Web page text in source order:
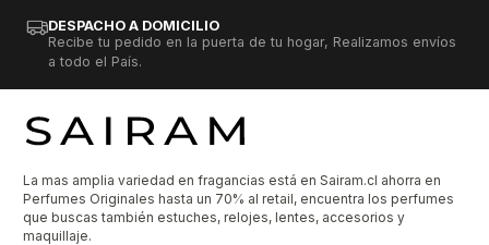
DESPACHO A DOMICILIO
Recibe tu pedido en la puerta de tu hogar, Realizamos envíos
a todo el País.
La mas amplia variedad en fragancias está en Sairam.cl ahorra en
Perfumes Originales hasta un 70% al retail, encuentra los perfumes
que buscas también estuches, relojes, lentes, accesorios y
maquillaje.